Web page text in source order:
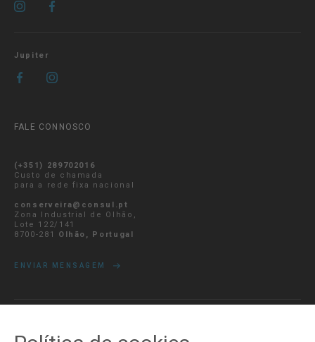
Jupiter
FALE CONNOSCO
(+351) 289702016
Custo de chamada
para a rede fixa nacional
conserveira@consul.pt
Zona Industrial de Olhão,
Lote 122/141
8700-281 Olhão, Portugal
ENVIAR MENSAGEM
A MINHA CONTA